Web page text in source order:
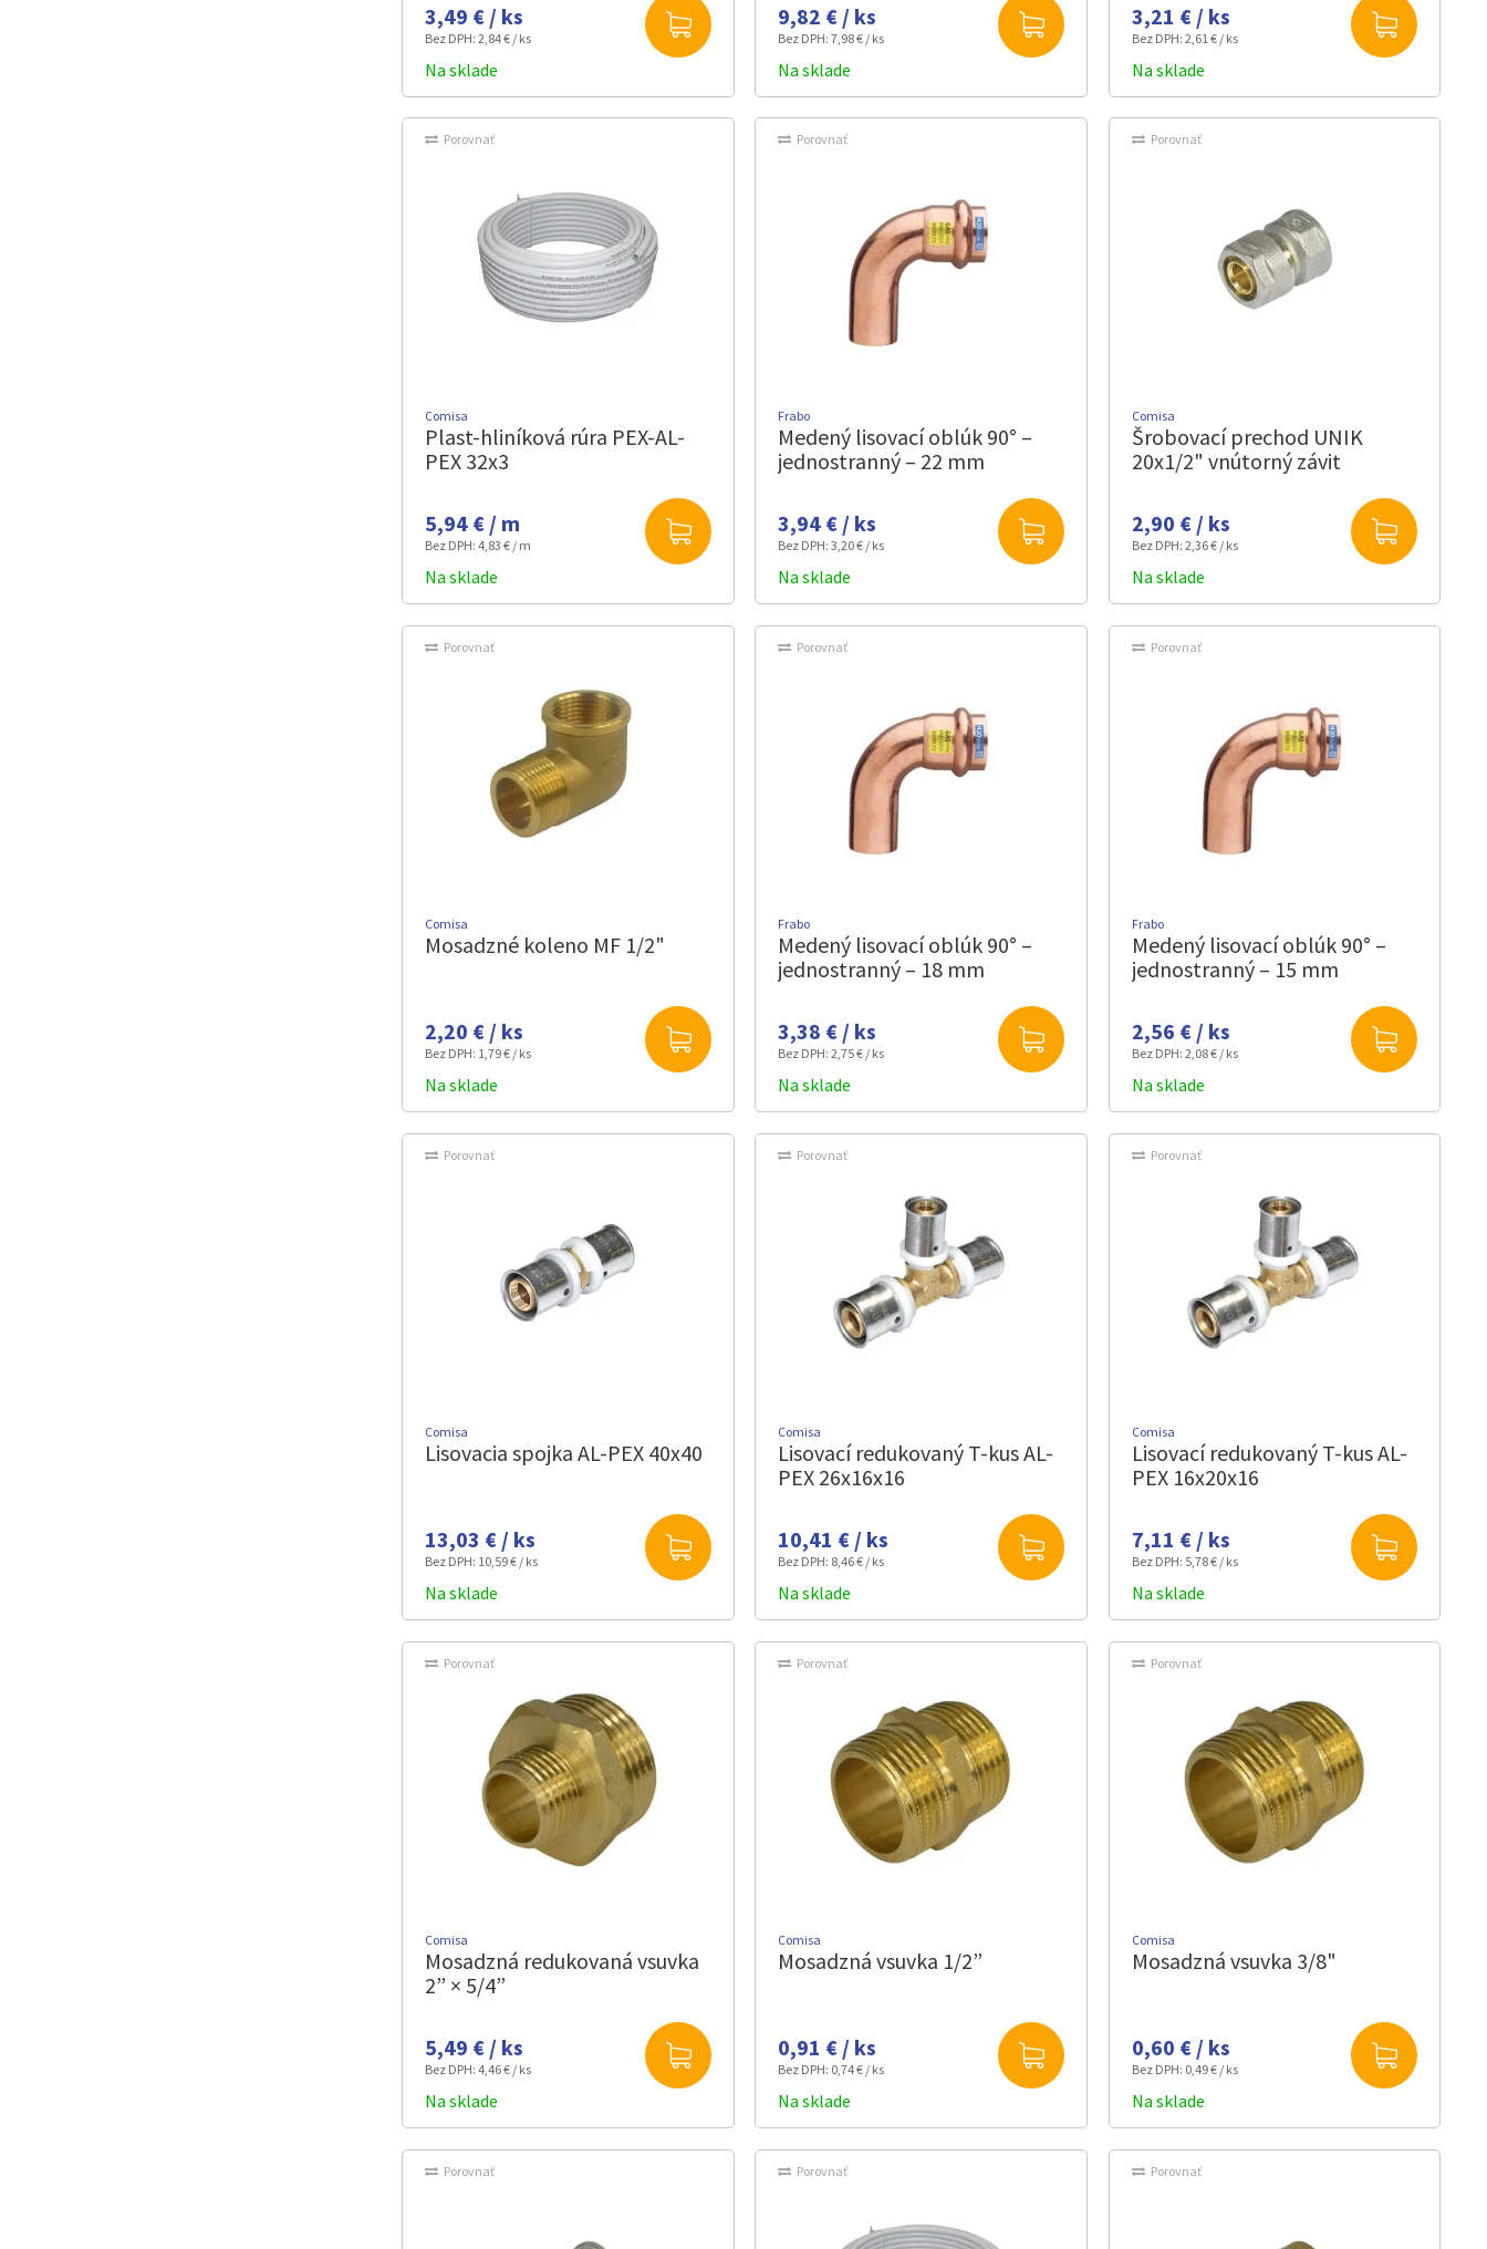
3,49 € / ks
Bez DPH:2,84 € / ks
Na sklade
9,82 € / ks
Bez DPH:7,98 € / ks
Na sklade
3,21 € / ks
Bez DPH: 2,61 € / ks
Na sklade
Porovnať
Comisa
Plast-hliníková rúra PEX-AL-
PEX 32x3
5,94 € / m
Bez DPH:4,83 € / m
Na sklade
Porovnať
Frabo
Medený lisovací oblúk 90° –
jednostranný – 22 mm
3,94 € / ks
Bez DPH:3,20 € / ks
Na sklade
Porovnať
Comisa
Šrobovací prechod UNIK
20x1/2" vnútorný závit
2,90 € / ks
Bez DPH: 2,36 € / ks
Na sklade
Porovnať
Comisa
Mosadzné koleno MF 1/2"
2,20 € / ks
Bez DPH: 1,79 € / ks
Na sklade
Porovnať
Frabo
Medený lisovací oblúk 90° –
jednostranný – 18 mm
3,38 € / ks
Bez DPH:2,75 € / ks
Na sklade
Porovnať
Frabo
Medený lisovací oblúk 90° –
jednostranný – 15 mm
2,56 € / ks
Bez DPH: 2,08 € / ks
Na sklade
Porovnať
Comisa
Lisovacia spojka AL-PEX 40x40
13,03 € / ks
Bez DPH: 10,59 € / ks
Na sklade
Porovnať
Comisa
Lisovací redukovaný T-kus AL-
PEX 26x16x16
10,41 € / ks
Bez DPH: 8,46 € / ks
Na sklade
Porovnať
Comisa
Lisovací redukovaný T-kus AL-
PEX 16x20x16
7,11 € / ks
Bez DPH: 5,78 € / ks
Na sklade
Porovnať
Comisa
Mosadzná redukovaná vsuvka
2” × 5/4”
5,49 € / ks
Bez DPH:4,46 € / ks
Na sklade
Porovnať
Comisa
Mosadzná vsuvka 1/2”
0,91 € / ks
Bez DPH: 0,74 € / ks
Na sklade
Porovnať
Comisa
Mosadzná vsuvka 3/8"
0,60 € / ks
Bez DPH: 0,49 € / ks
Na sklade
Porovnať Porovnať Porovnať